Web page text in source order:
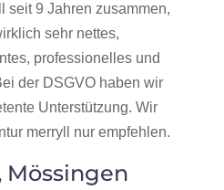
seit 9 Jahren zusammen,
sehr nettes,
professionelles und
der DSGVO haben wir
Unterstützung. Wir
merryll nur empfehlen.
Mössingen